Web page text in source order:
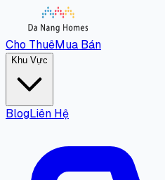
Cho ThuêMua Bán
Khu Vực
BlogLiên Hệ